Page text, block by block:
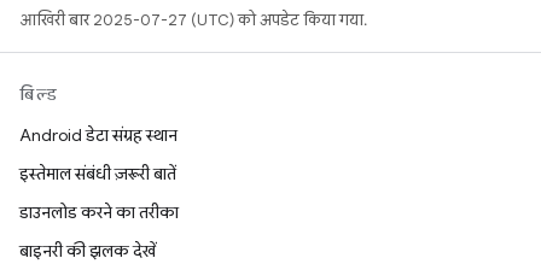
आखिरी बार 2025-07-27 (UTC) को अपडेट किया गया.
बिल्ड
Android डेटा संग्रह स्थान
इस्तेमाल संबंधी ज़रूरी बातें
डाउनलोड करने का तरीका
बाइनरी की झलक देखें